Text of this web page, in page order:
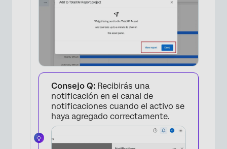
×
Consejo Q: Recibirás una
notificación en el canal de
notificaciones cuando el activo se
haya agregado correctamente.